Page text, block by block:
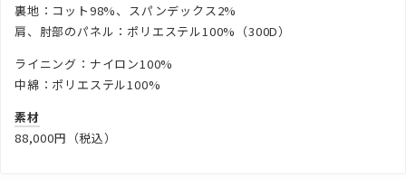
裏地：コット98%、スパンデックス2%
肩、肘部のパネル：ポリエステル100%（300D）
ライニング：ナイロン100%
中綿：ポリエステル100%
素材
88,000円（税込）